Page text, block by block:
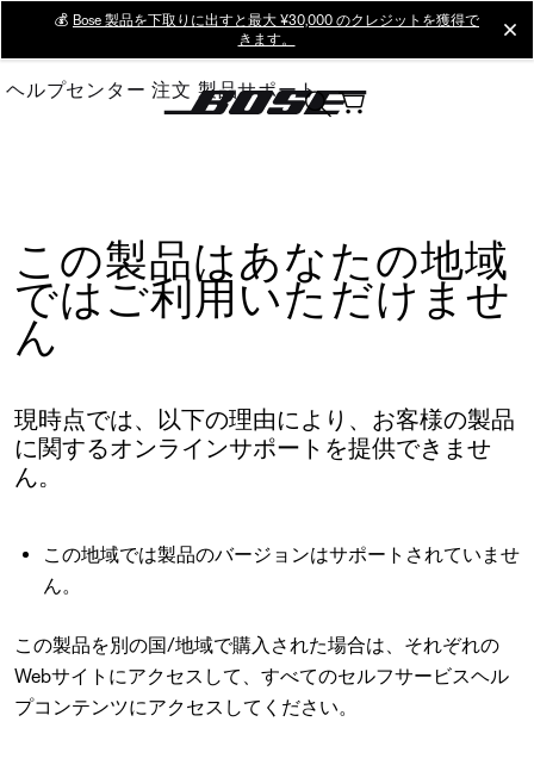
Main
💰 Bose 製品を下取りに出すと最大 ¥30,000 のクレジットを獲得で
きます。
ヘルプセンター 注文 製品サポート
この製品はあなたの地域
ではご利用いただけませ
ん
現時点では、以下の理由により、お客様の製品
に関するオンラインサポートを提供できませ
ん。
この地域では製品のバージョンはサポートされていませ
ん。
この製品を別の国/地域で購入された場合は、それぞれの
Webサイトにアクセスして、すべてのセルフサービスヘル
プコンテンツにアクセスしてください。